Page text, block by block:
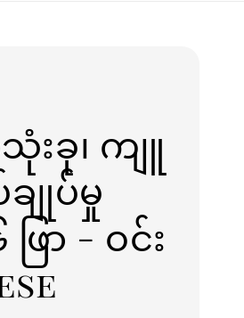
းခု၊ ကျူ
ျုပ်မှု
ြာ - ဝင်း